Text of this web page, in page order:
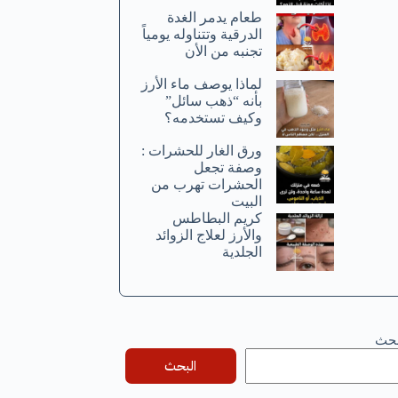
طعام يدمر الغدة
الدرقية وتتناوله يومياً
تجنبه من الأن
لماذا يوصف ماء الأرز
بأنه “ذهب سائل”
وكيف تستخدمه؟
ورق الغار للحشرات :
وصفة تجعل
الحشرات تهرب من
البيت
كريم البطاطس
والأرز لعلاج الزوائد
الجلدية
البحث